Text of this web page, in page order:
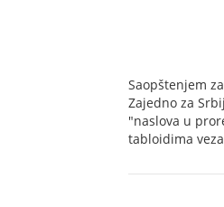
Saopštenjem
Zajedno za
"naslova u
tabloidima